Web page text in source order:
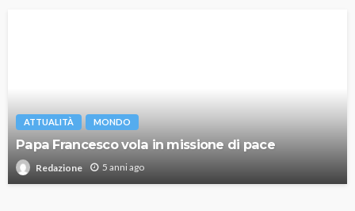
ATTUALITÀ MONDO
Papa Francesco vola in missione di pace
Redazione 5 anni ago